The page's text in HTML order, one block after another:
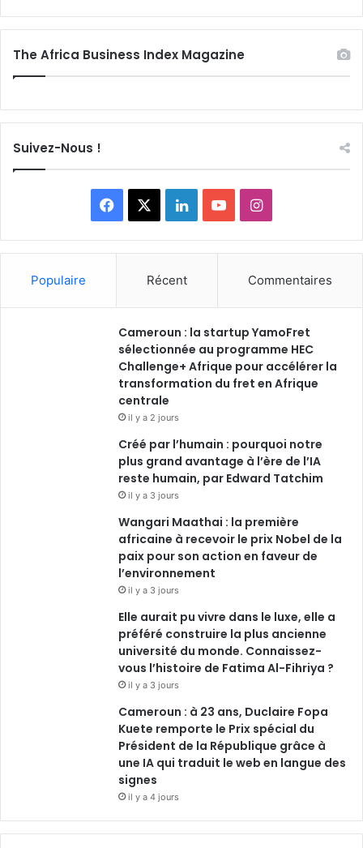
The Africa Business Index Magazine
Suivez-Nous !
Facebook LinkedinYouTubeInstagram
Populaire Récent Commentaires
Cameroun : la startup YamoFret
sélectionnée au programme HEC
Challenge+ Afrique pour accélérer la
transformation du fret en Afrique
centrale
il y a 2 jours
Créé par l’humain : pourquoi notre
plus grand avantage à l’ère de l’IA
reste humain, par Edward Tatchim
il y a 3 jours
Wangari Maathai : la première
africaine à recevoir le prix Nobel de la
paix pour son action en faveur de
l’environnement
il y a 3 jours
Elle aurait pu vivre dans le luxe, elle a
préféré construire la plus ancienne
université du monde. Connaissez-
vous l’histoire de Fatima Al-Fihriya ?
il y a 3 jours
Cameroun : à 23 ans, Duclaire Fopa
Kuete remporte le Prix spécial du
Président de la République grâce à
une IA qui traduit le web en langue des
signes
il y a 4 jours